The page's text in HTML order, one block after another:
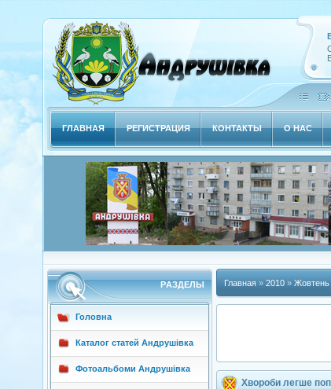
ГЛАВНАЯ РЕГИСТРАЦИЯ КОНТАКТЫ О НАС
РAЗДЕЛЫ
Головна
Каталог статей Андрушівка
Фотоальбоми Андрушівка
Главная» 2010 » Жовтень
Хвороби легше